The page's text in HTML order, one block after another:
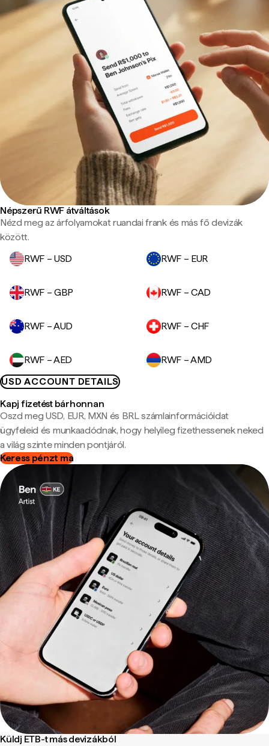
Népszerű RWF átváltások
Nézd meg az árfolyamokat ruandai frank és más fő devizák
között.
RWF – USD
RWF – EUR
RWF – GBP RWF – CAD
RWF – AUD RWF – CHF
RWF – AED
RWF – AMD
USD ACCOUNT DETAILS
Kapj fizetést bárhonnan
Oszd meg USD, EUR, MXN és BRL számlainformációidat
ügyfeleid és munkaadódnak, hogy helyileg fizethessenek neked
a világ szinte minden pontjáról.
Keress pénzt ma
Küldj ETB-t más devizákból